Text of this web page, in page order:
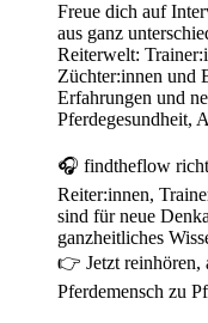
Freue dich auf
aus ganz
Reiterwelt:
Züchter:innen und
Erfahrungen und
Pferdegesundheit,
🎧 findtheflow
Reiter:innen,
sind für neue
ganzheitliches
👉 Jetzt reinhören,
Pferdemensch zu